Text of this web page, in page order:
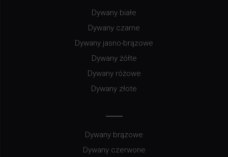
Dywany białe
Dywany czarne
Dywany jasno-brązowe
Dywany żółte
Dywany różowe
Dywany złote
Dywany brązowe
Dywany czerwone